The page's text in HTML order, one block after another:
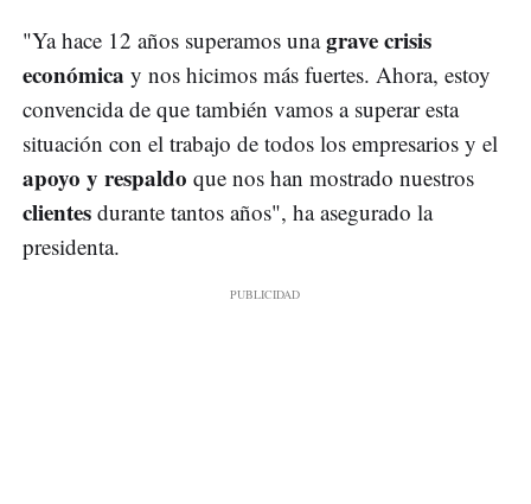
"Ya hace 12 años superamos unagrave crisis
económica y nos hicimos más fuertes. Ahora, estoy
convencida de que también vamos a superar esta
situación con el trabajo de todos los empresarios y el
apoyo y respaldo que nos han mostrado nuestros
clientes durante tantos años", ha asegurado la
presidenta.